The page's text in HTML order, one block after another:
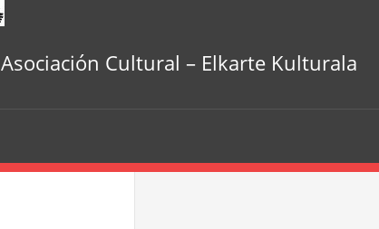
Asociación Cultural – Elkarte Kulturala